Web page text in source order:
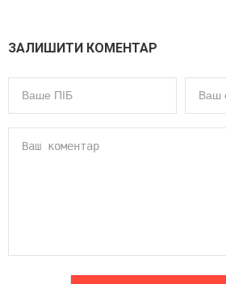
ЗАЛИШИТИ КОМЕНТАР